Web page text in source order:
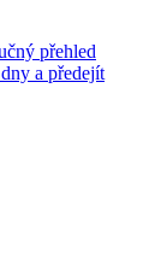
přehled
a předejít